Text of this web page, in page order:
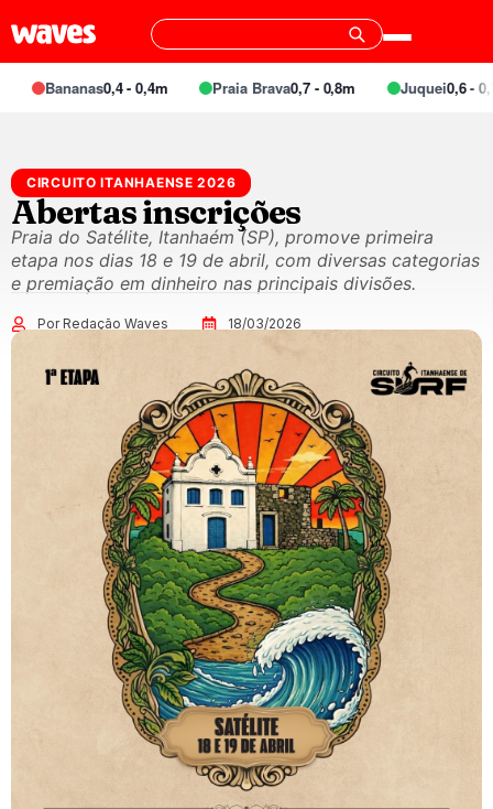
Bananas0,4 - 0,4m Praia Brava0,7 - 0,8m Juquei0,6 -
CIRCUITO ITANHAENSE 2026
Abertas inscrições
Praia do Satélite, Itanhaém (SP), promove primeira
etapa nos dias 18 e 19 de abril, com diversas categorias
e premiação em dinheiro nas principais divisões.
Por Redação Waves 18/03/2026